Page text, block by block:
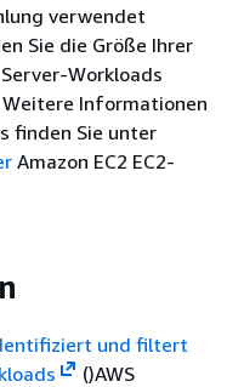
verwendet
Sie die Größe Ihrer
Workloads
Informationen
finden Sie unter
Amazon EC2 EC2-
und filtert
()AWS